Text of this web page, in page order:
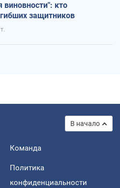
виновности": кто
защитников
В начало
Команда
Политика
конфиденциальности